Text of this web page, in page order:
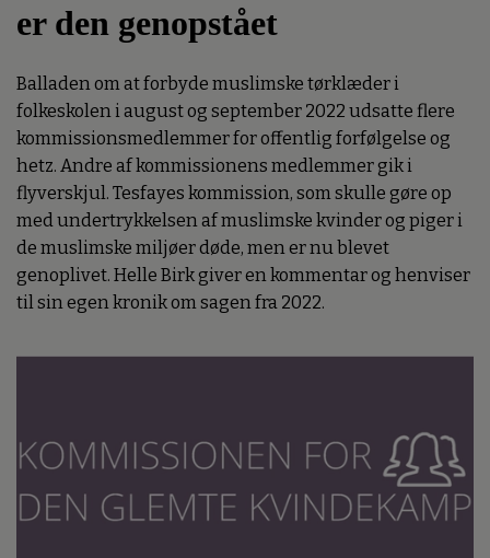
er den genopstået
Balladen om at forbyde muslimske tørklæder i
folkeskolen i august og september 2022 udsatte flere
kommissionsmedlemmer for offentlig forfølgelse og
hetz. Andre af kommissionens medlemmer gik i
flyverskjul. Tesfayes kommission, som skulle gøre op
med undertrykkelsen af muslimske kvinder og piger i
de muslimske miljøer døde, men er nu blevet
genoplivet. Helle Birk giver en kommentar og henviser
til sin egen kronik om sagen fra 2022.